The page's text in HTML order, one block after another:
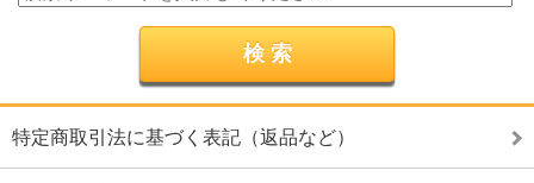
特定商取引法に基づく表記（返品など）